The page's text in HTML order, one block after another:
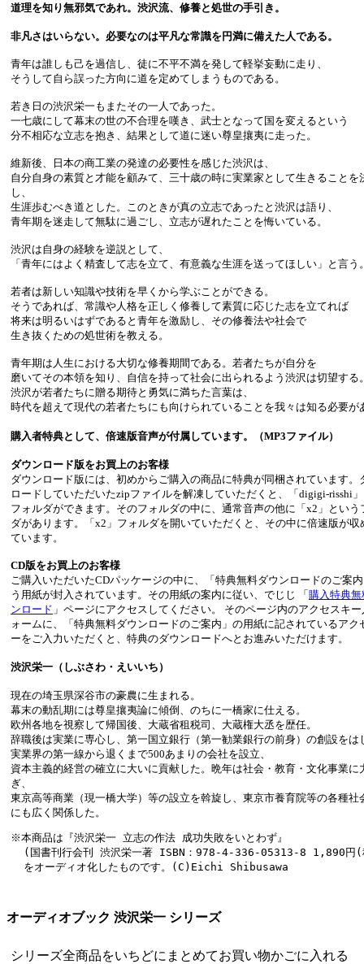
道理を知り無邪気であれ。渋沢流、修養と処世の手引き。
非凡さはいらない。必要なのは平凡な常識を円満に備えた人である。
青年は誰しも己を過信し、徒に不平不満を発して軽挙妄動に走り、
そうして自ら誤った方向に道を定めてしまうものである。
若き日の渋沢栄一もまたその一人であった。
一七歳にして幕末の世の不合理を嘆き、武士となって国を変えるという
分不相応な立志を抱き、結果として道に迷い尊皇攘夷に走った。
維新後、日本の商工業の発達の必要性を感じた渋沢は、
自分自身の素質と才能を顧みて、三十歳の時に実業家として生きることを
し、
生涯歩むべき道とした。このときが真の立志であったと渋沢は語り、
青年期を迷走して無駄に過ごし、立志が遅れたことを悔いている。
渋沢は自身の経験を逆説として、
「青年にはよく精査して志を立て、有意義な生涯を送ってほしい」と言う
若者は新しい知識や技術を早くから学ぶことができる。
そうであれば、常識や人格を正しく修養して素質に応じた志を立てれば
将来は明るいはずであると青年を激励し、その修養法や社会で
生き抜くための処世術を教える。
青年期は人生における大切な修養期間である。若者たちが自分を
磨いてその本領を知り、自信を持って社会に出られるよう渋沢は切望する
渋沢が若者たちに贈る期待と勇気に満ちた言葉は、
時代を超えて現代の若者たちにも向けられていることを我々は知る必要が
購入者特典として、倍速版音声が付属しています。（MP3ファイル）
ダウンロード版をお買上のお客様
ダウンロード版には、初めからご購入の商品に特典が同梱されています。
ロードしていただいたzipファイルを解凍していただくと、「digigi-risshi
フォルダができます。そのフォルダの中に、通常音声の他に「x2」という
ダがあります。「x2」フォルダを開いていただくと、その中に倍速版が収
ています。
CD版をお買上のお客様
ご購入いただいたCDパッケージの中に、「特典無料ダウンロードのご案
う用紙が封入されています。その用紙の案内に従い、でじじ 「 購入特典
ンロード 」ページにアクセスしてください。 そのページ内のアクセスキ
ォームに、「特典無料ダウンロードのご案内」の用紙に記されているアク
ーをご入力いただくと、特典のダウンロードへとお進みいただけます。
渋沢栄一（しぶさわ・えいいち）
現在の埼玉県深谷市の豪農に生まれる。
幕末の動乱期には尊皇攘夷論に傾倒、のちに一橋家に仕える。
欧州各地を視察して帰国後、大蔵省租税司、大蔵権大丞を歴任。
辞職後は実業に専心し、第一国立銀行（第一勧業銀行の前身）の創設をは
実業界の第一線から退くまで500あまりの会社を設立、
資本主義的経営の確立に大いに貢献した。晩年は社会・教育・文化事業に
ぎ、
東京高等商業（現一橋大学）等の設立を斡旋し、東京市養育院等の各種社
にも広く関係した。
※本商品は『渋沢栄一 立志の作法 成功失敗をいとわず』
(国書刊行会刊 渋沢栄一著 ISBN：978-4-336-05313-8 1,890円(
オーディオブック 渋沢栄一 シリーズ
シリーズ全商品をいちどにまとめてお買い物かごに入れる